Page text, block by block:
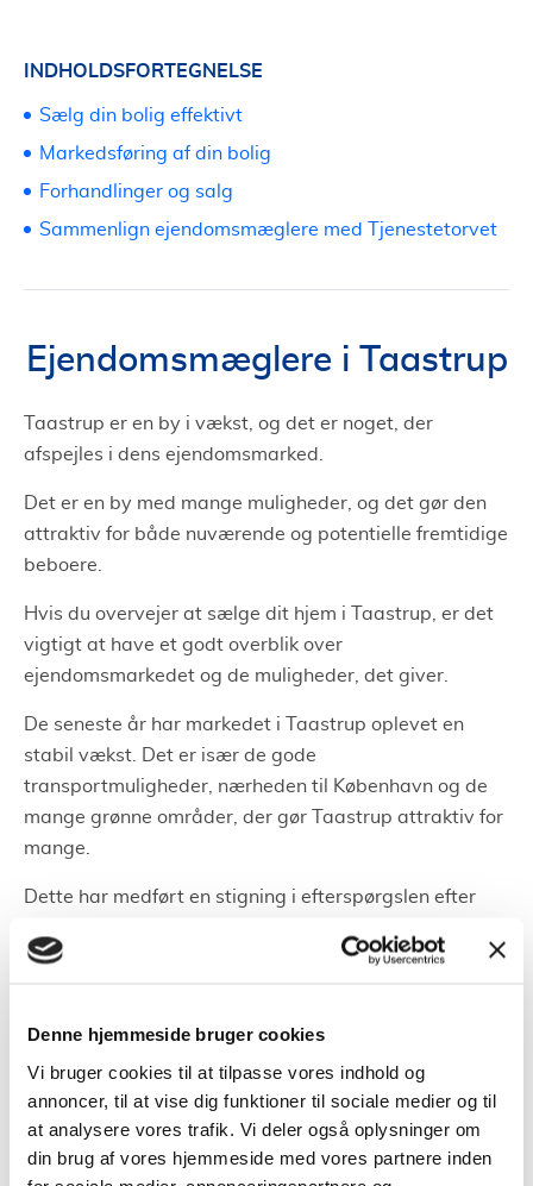
Denne hjemmeside bruger cookies
Vi bruger cookies til at tilpasse vores indhold og
annoncer, til at vise dig funktioner til sociale medier og til
at analysere vores trafik. Vi deler også oplysninger om
din brug af vores hjemmeside med vores partnere inden
Ejendomsmæglere i Taastrup
Taastrup er en by i vækst, og det er noget, der
afspejles i dens ejendomsmarked.
Det er en by med mange muligheder, og det gør den
attraktiv for både nuværende og potentielle fremtidige
beboere.
Hvis du overvejer at sælge dit hjem i Taastrup, er det
vigtigt at have et godt overblik over
ejendomsmarkedet og de muligheder, det giver.
De seneste år har markedet i Taastrup oplevet en
stabil vækst. Det er især de gode
transportmuligheder, nærheden til København og de
mange grønne områder, der gør Taastrup attraktiv for
mange.
Dette har medført en stigning i efterspørgslen efter
indflydelse på boligpriserne.
Når du beslutter dig for at sælge din bolig, er der flere
faktorer, der er vigtige at tage højde for.
Først og fremmest er det vigtigt at få fastlagt en
INDHOLDSFORTEGNELSE
Sælg din bolig effektivt
Markedsføring af din bolig
Forhandlinger og salg
Sammenlign ejendomsmæglere med Tjenestetorvet